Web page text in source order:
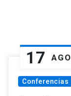
17 AGO
Conferencias